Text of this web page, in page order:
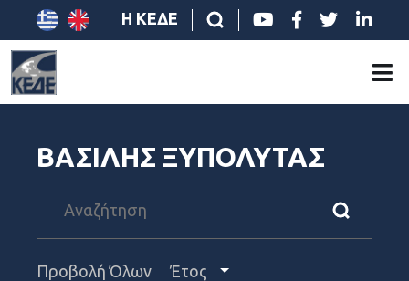
Η ΚΕΔΕ
ΒΑΣΙΛΗΣ ΞΥΠΟΛΥΤΑΣ
Προβολή Όλων Έτος